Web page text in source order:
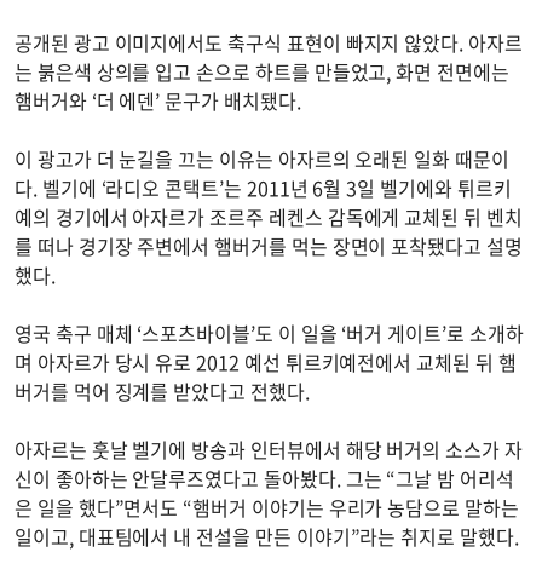
공개된 광고 이미지에서도 축구식 표현이 빠지지 않았다. 아자르
는 붉은색 상의를 입고 손으로 하트를 만들었고, 화면 전면에는
햄버거와 ‘더 에덴’ 문구가 배치됐다.
이 광고가 더 눈길을 끄는 이유는 아자르의 오래된 일화 때문이
다. 벨기에 ‘라디오 콘택트’는 2011년 6월 3일 벨기에와 튀르키
예의 경기에서 아자르가 조르주 레켄스 감독에게 교체된 뒤 벤치
를 떠나 경기장 주변에서 햄버거를 먹는 장면이 포착됐다고 설명
했다.
영국 축구 매체 ‘스포츠바이블’도 이 일을 ‘버거 게이트’로 소개하
며 아자르가 당시 유로 2012 예선 튀르키예전에서 교체된 뒤 햄
버거를 먹어 징계를 받았다고 전했다.
아자르는 훗날 벨기에 방송과 인터뷰에서 해당 버거의 소스가 자
신이 좋아하는 안달루즈였다고 돌아봤다. 그는 “그날 밤 어리석
은 일을 했다”면서도 “햄버거 이야기는 우리가 농담으로 말하는
일이고, 대표팀에서 내 전설을 만든 이야기”라는 취지로 말했다.